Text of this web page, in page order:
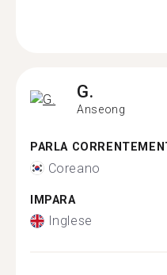
G.
Anseong
PARLA
Coreano
IMPARA
Inglese